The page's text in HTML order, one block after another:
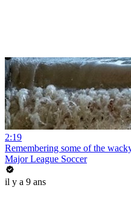
2:19
Remembering some of the
Major League Soccer
il y a 9 ans